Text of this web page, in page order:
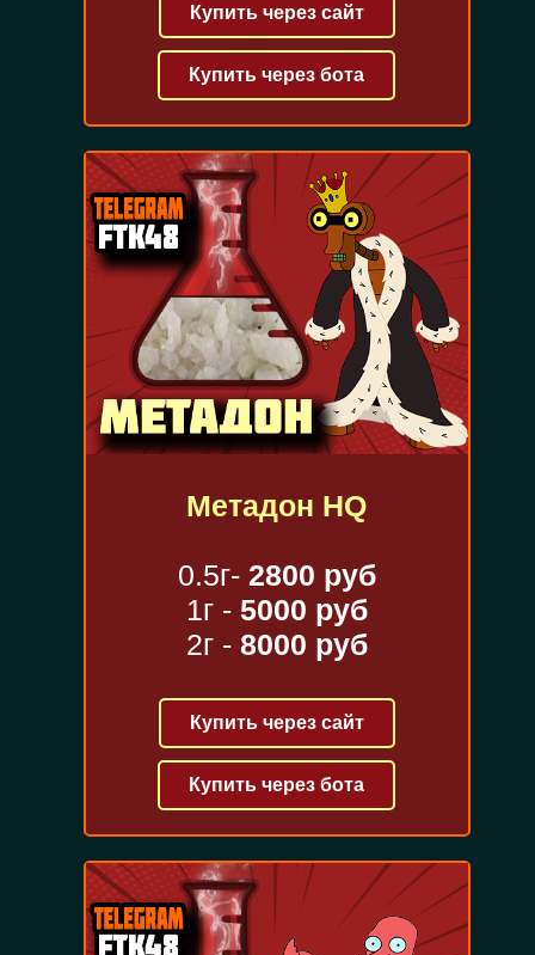
Купить через сайт
Купить через бота
Метадон HQ
0.5г- 2800 руб
1г - 5000 руб
2г - 8000 руб
Купить через сайт
Купить через бота